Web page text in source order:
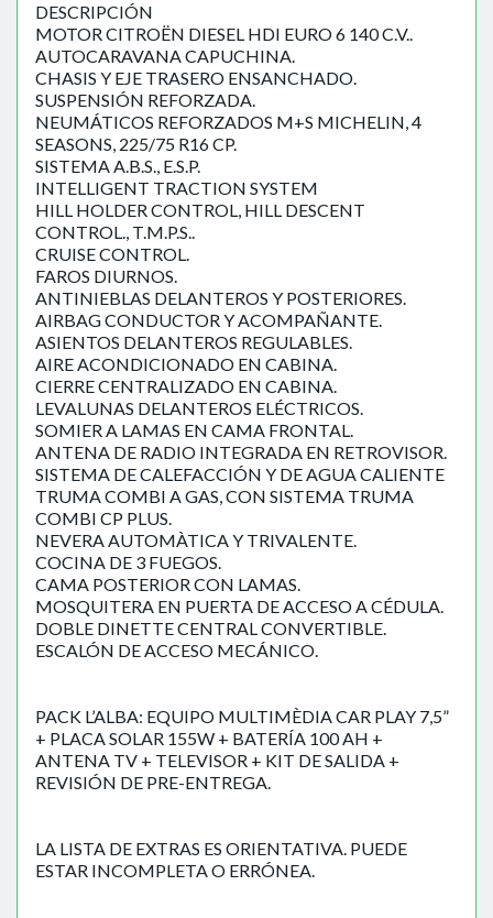
DESCRIPCIÓN
MOTOR CITROËN DIESEL HDI EURO 6 140 C.V..
AUTOCARAVANA CAPUCHINA.
CHASIS Y EJE TRASERO ENSANCHADO.
SUSPENSIÓN REFORZADA.
NEUMÁTICOS REFORZADOS M+S MICHELIN, 4
SEASONS, 225/75 R16 CP.
SISTEMA A.B.S., E.S.P.
INTELLIGENT TRACTION SYSTEM
HILL HOLDER CONTROL, HILL DESCENT
CONTROL., T.M.P.S..
CRUISE CONTROL.
FAROS DIURNOS.
ANTINIEBLAS DELANTEROS Y POSTERIORES.
AIRBAG CONDUCTOR Y ACOMPAÑANTE.
ASIENTOS DELANTEROS REGULABLES.
AIRE ACONDICIONADO EN CABINA.
CIERRE CENTRALIZADO EN CABINA.
LEVALUNAS DELANTEROS ELÉCTRICOS.
SOMIER A LAMAS EN CAMA FRONTAL.
ANTENA DE RADIO INTEGRADA EN RETROVISOR.
SISTEMA DE CALEFACCIÓN Y DE AGUA CALIENTE
TRUMA COMBI A GAS, CON SISTEMA TRUMA
COMBI CP PLUS.
NEVERA AUTOMÀTICA Y TRIVALENTE.
COCINA DE 3 FUEGOS.
CAMA POSTERIOR CON LAMAS.
MOSQUITERA EN PUERTA DE ACCESO A CÉDULA.
DOBLE DINETTE CENTRAL CONVERTIBLE.
ESCALÓN DE ACCESO MECÁNICO.
PACK L’ALBA: EQUIPO MULTIMÈDIA CAR PLAY 7,5”
+ PLACA SOLAR 155W + BATERÍA 100 AH +
ANTENA TV + TELEVISOR + KIT DE SALIDA +
REVISIÓN DE PRE-ENTREGA.
LA LISTA DE EXTRAS ES ORIENTATIVA. PUEDE
ESTAR INCOMPLETA O ERRÓNEA.